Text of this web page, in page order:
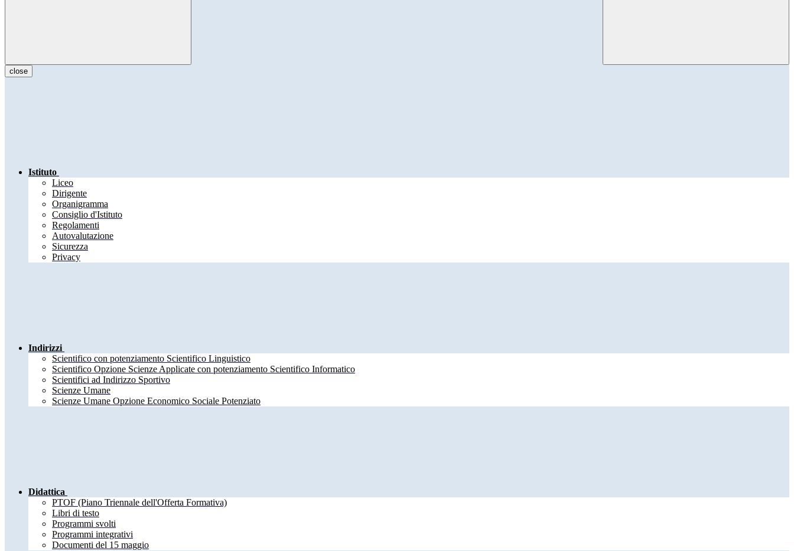
close
Istituto
Liceo
Dirigente
Organigramma
Consiglio d'Istituto
Regolamenti
Autovalutazione
Sicurezza
Privacy
Indirizzi
Scientifico con potenziamento Scientifico Linguistico
Scientifico Opzione Scienze Applicate con potenziamento Scientifico Informatico
Scientifici ad Indirizzo Sportivo
Scienze Umane
Scienze Umane Opzione Economico Sociale Potenziato
Didattica
PTOF (Piano Triennale dell'Offerta Formativa)
Libri di testo
Programmi svolti
Programmi integrativi
Documenti del 15 maggio